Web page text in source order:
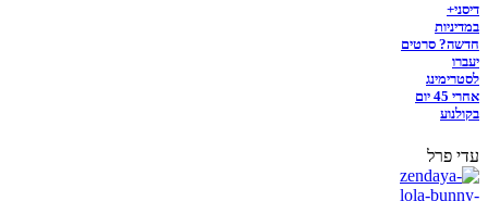
דיסני+
במדיניות
חדשה? סרטים
יעברו
לסטרימינג
אחרי 45 יום
בקולנוע
עדי פרל